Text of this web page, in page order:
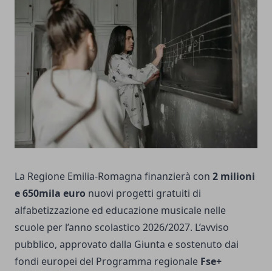
La Regione Emilia-Romagna finanzierà con 2 milioni
e 650mila euro nuovi progetti gratuiti di
alfabetizzazione ed educazione musicale nelle
scuole per l’anno scolastico 2026/2027. L’avviso
pubblico, approvato dalla Giunta e sostenuto dai
fondi europei del Programma regionale Fse+